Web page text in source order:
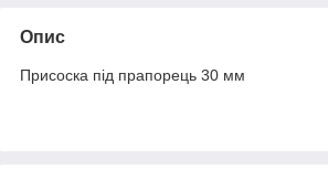
Опис
Присоска під прапорець 30 мм